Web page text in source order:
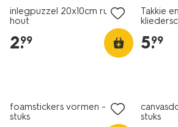
inlegpuzzel 20x10cm rups
hout
2.
99
Takkie
5.
99
foamstickers vormen - 90
stuks
stuks